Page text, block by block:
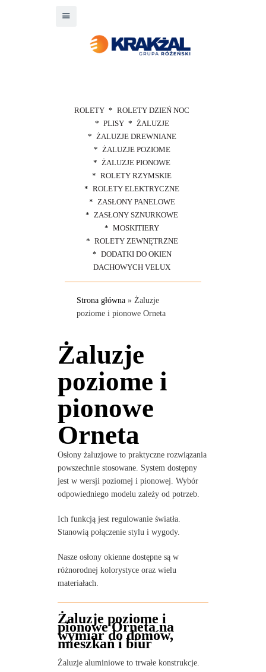
ROLETY
ROLETY DZIEŃ NOC
PLISY
ŻALUZJE
ŻALUZJE DREWNIANE
ŻALUZJE POZIOME
ŻALUZJE PIONOWE
ROLETY RZYMSKIE
ROLETY ELEKTRYCZNE
ZASŁONY PANELOWE
ZASŁONY SZNURKOWE
MOSKITIERY
ROLETY ZEWNĘTRZNE
DODATKI DO OKIEN
DACHOWYCH VELUX
Strona główna » Żaluzje
poziome i pionowe Orneta
Żaluzje
poziome i
pionowe
Orneta
Osłony żaluzjowe to praktyczne rozwiązania
powszechnie stosowane. System dostępny
jest w wersji poziomej i pionowej. Wybór
odpowiedniego modelu zależy od potrzeb.
Ich funkcją jest regulowanie światła.
Stanowią połączenie stylu i wygody.
Nasze osłony okienne dostępne są w
różnorodnej kolorystyce oraz wielu
materiałach.
Żaluzje poziome i
pionowe Orneta na
wymiar do domów,
mieszkań i biur
Żaluzje aluminiowe to trwałe konstrukcje.